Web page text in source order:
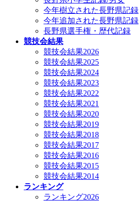
今年樹立された長野県記録
今年追加された長野県記録
長野県選手権・歴代記録
競技会結果
競技会結果2026
競技会結果2025
競技会結果2024
競技会結果2023
競技会結果2022
競技会結果2021
競技会結果2020
競技会結果2019
競技会結果2018
競技会結果2017
競技会結果2016
競技会結果2015
競技会結果2014
ランキング
ランキング2026